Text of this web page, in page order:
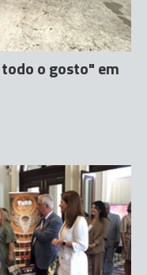
o gosto" em